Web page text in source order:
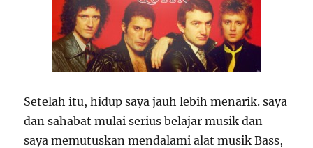
Setelah itu, hidup saya jauh lebih menarik. saya
dan sahabat mulai serius belajar musik dan
saya memutuskan mendalami alat musik Bass,